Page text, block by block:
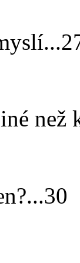
...
než
...30